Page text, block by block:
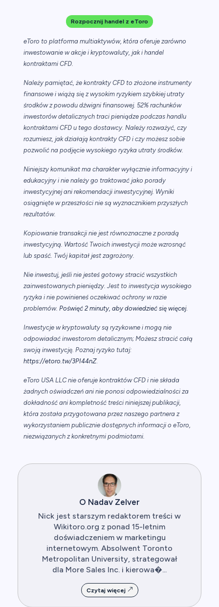
Rozpocznij handel z eToro
eToro to platforma multiaktywów, która oferuje zarówno
inwestowanie w akcje i kryptowaluty, jak i handel
kontraktami CFD.
Należy pamiętać, że kontrakty CFD to złożone instrumenty
finansowe i wiążą się z wysokim ryzykiem szybkiej utraty
środków z powodu dźwigni finansowej. 52% rachunków
inwestorów detalicznych traci pieniądze podczas handlu
kontraktami CFD u tego dostawcy. Należy rozważyć, czy
rozumiesz, jak działają kontrakty CFD i czy możesz sobie
pozwolić na podjęcie wysokiego ryzyka utraty środków.
Niniejszy komunikat ma charakter wyłącznie informacyjny i
edukacyjny i nie należy go traktować jako porady
inwestycyjnej ani rekomendacji inwestycyjnej. Wyniki
osiągnięte w przeszłości nie są wyznacznikiem przyszłych
rezultatów.
Kopiowanie transakcji nie jest równoznaczne z poradą
inwestycyjną. Wartość Twoich inwestycji może wzrosnąć
lub spaść. Twój kapitał jest zagrożony.
Nie inwestuj, jeśli nie jesteś gotowy stracić wszystkich
zainwestowanych pieniędzy. Jest to inwestycja wysokiego
ryzyka i nie powinieneś oczekiwać ochrony w razie
problemów. Poświęć 2 minuty, aby dowiedzieć się więcej.
Inwestycje w kryptowaluty są ryzykowne i mogą nie
odpowiadać inwestorom detalicznym; Możesz stracić całą
swoją inwestycję. Poznaj ryzyko tutaj:
https://etoro.tw/3PI44nZ.
eToro USA LLC nie oferuje kontraktów CFD i nie składa
żadnych oświadczeń ani nie ponosi odpowiedzialności za
dokładność ani kompletność treści niniejszej publikacji,
która została przygotowana przez naszego partnera z
wykorzystaniem publicznie dostępnych informacji o eToro,
niezwiązanych z konkretnymi podmiotami.
O Nadav Zelver
Nick jest starszym redaktorem treści w
Wikitoro.org z ponad 15-letnim
doświadczeniem w marketingu
internetowym. Absolwent Toronto
Metropolitan University, strategował
dla More Sales Inc. i kierowa�...
Czytaj więcej